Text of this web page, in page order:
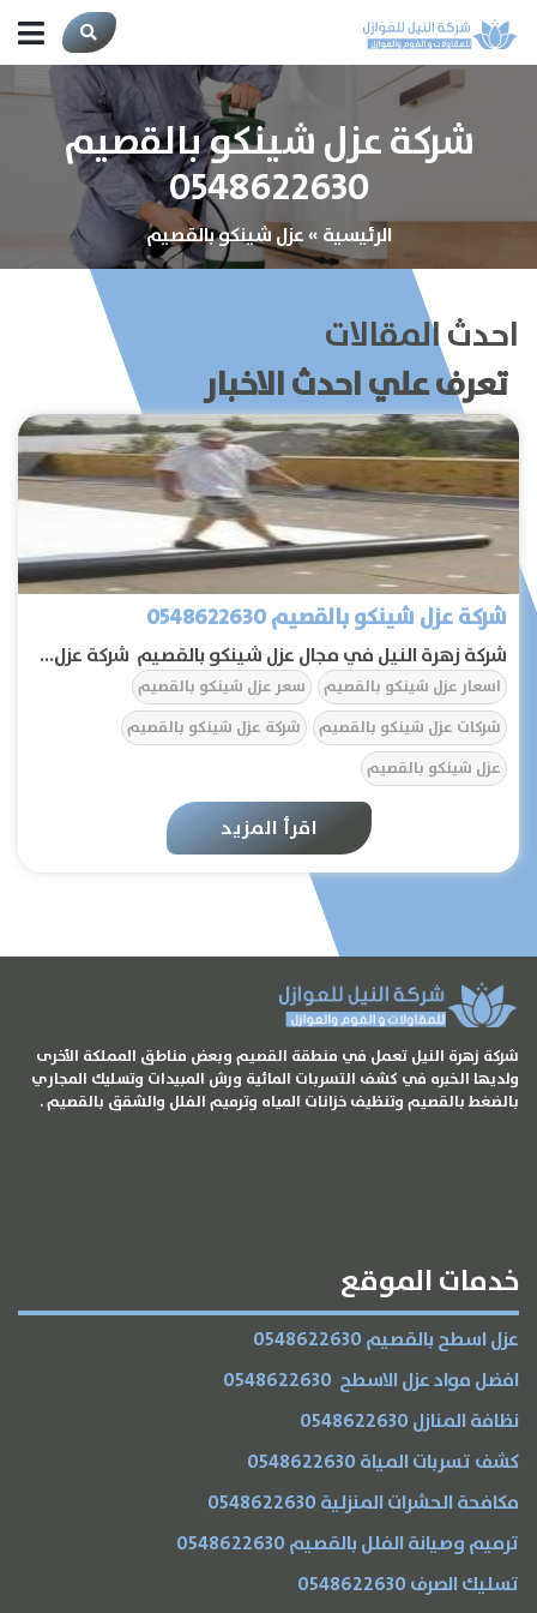
شركة عزل شينكو بالقصيم
0548622630
الرئيسية»عزل شينكو بالقصيم
احدث المقالات
تعرف علي احدث الاخبار
شركة عزل شينكو بالقصيم 0548622630
شركة زهرة النيل في مجال عزل شينكو بالقصيم شركة عزل...
اسعار عزل شينكو بالقصيم
سعر عزل شينكو بالقصيم
شركات عزل شينكو بالقصيم
شركة عزل شينكو بالقصيم
عزل شينكو بالقصيم
اقرأ المزيد
شركة زهرة النيل تعمل في منطقة القصيم وبعض مناطق المملكة الأخرى
ولديها الخبره في كشف التسربات المائية ورش المبيدات وتسليك المجاري
بالضغط بالقصيم وتنظيف خزانات المياه وترميم الفلل والشقق بالقصيم .
خدمات الموقع
عزل اسطح بالقصيم 0548622630
افضل مواد عزل الاسطح 0548622630
نظافة المنازل 0548622630
كشف تسربات المياة 0548622630
مكافحة الحشرات المنزلية 0548622630
ترميم وصيانة الفلل بالقصيم 0548622630
تسليك الصرف 0548622630
الرئيسية
تواصل معنا
المقالات